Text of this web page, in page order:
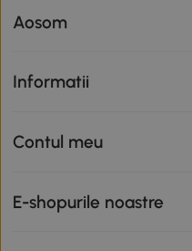
Aosom
Informatii
Contul meu
E-shopurile noastre